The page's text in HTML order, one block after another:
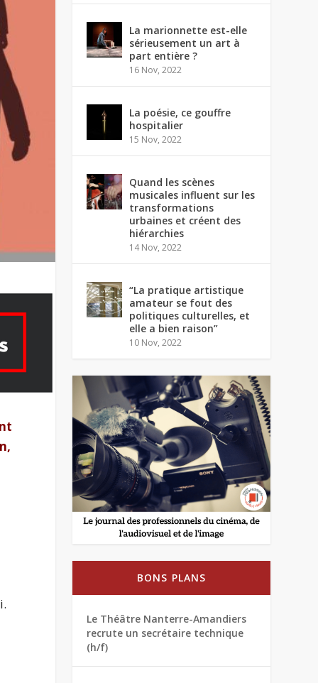
,
La marionnette est-elle
sérieusement un art à
part entière ?
16 Nov, 2022
La poésie, ce gouffre
hospitalier
15 Nov, 2022
Quand les scènes
musicales influent sur les
transformations
urbaines et créent des
hiérarchies
14 Nov, 2022
“La pratique artistique
amateur se fout des
politiques culturelles, et
elle a bien raison”
10 Nov, 2022
BONS PLANS
Le Théâtre Nanterre-Amandiers
recrute un secrétaire technique
(h/f)